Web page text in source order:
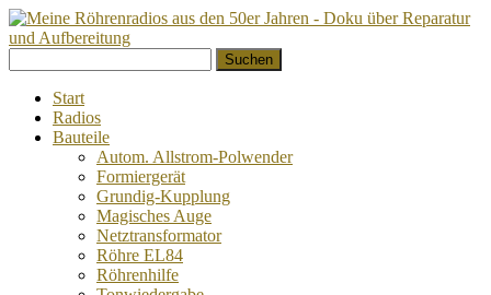
zum
Inhalt
nach:
Start
Radios
Bauteile
Autom. Allstrom-Polwender
Formiergerät
Grundig-Kupplung
Magisches Auge
Netztransformator
Röhre EL84
Röhrenhilfe